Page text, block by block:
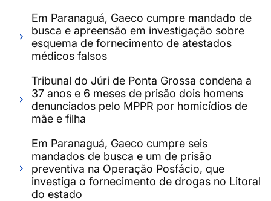
Em Paranaguá, Gaeco cumpre mandado de
busca e apreensão em investigação sobre
esquema de fornecimento de atestados
médicos falsos
Tribunal do Júri de Ponta Grossa condena a
37 anos e 6 meses de prisão dois homens
denunciados pelo MPPR por homicídios de
mãe e filha
Em Paranaguá, Gaeco cumpre seis
mandados de busca e um de prisão
preventiva na Operação Posfácio, que
investiga o fornecimento de drogas no Litoral
do estado